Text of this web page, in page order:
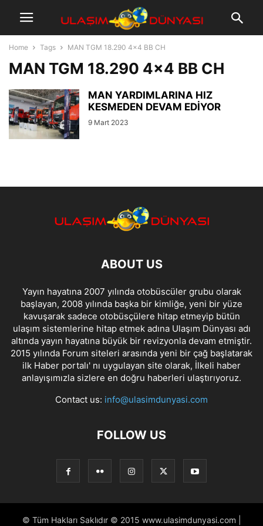
Home Tags MAN TGM 18.290 4×4 BB CH
MAN TGM 18.290 4×4 BB CH
MAN YARDIMLARINA HIZ
KESMEDEN DEVAM EDİYOR
9 Mart 2023
ABOUT US
Yayın hayatına 2007 yılında otobüscüler grubu olarak
başlayan, 2008 yılında başka bir kimliğe, yeni bir yüze
kavuşarak sadece otobüsçülere hitap etmeyip bütün
ulaşım sistemlerine hitap etmek adına Ulaşım Dünyası adı
altında yayın hayatına büyük bir revizyonla devam etmiştir.
2015 yılında Forum siteleri arasında yeni bir çağ başlatarak
ilk Haber portalı' nı uygulayan site olarak, İlkeli haber
anlayışımızla sizlere en doğru haberleri ulaştırıyoruz.
Contact us: info@ulasimdunyasi.com
FOLLOW US
© Tüm Hakları Saklıdır © 2015 www.ulasimdunyasi.com |